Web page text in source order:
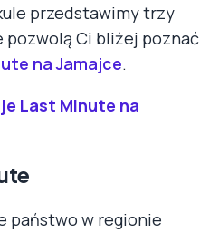
przedstawimy trzy
pozwolą Ci bliżej poznać
na Jamajce.
Last Minute na
państwo w regionie